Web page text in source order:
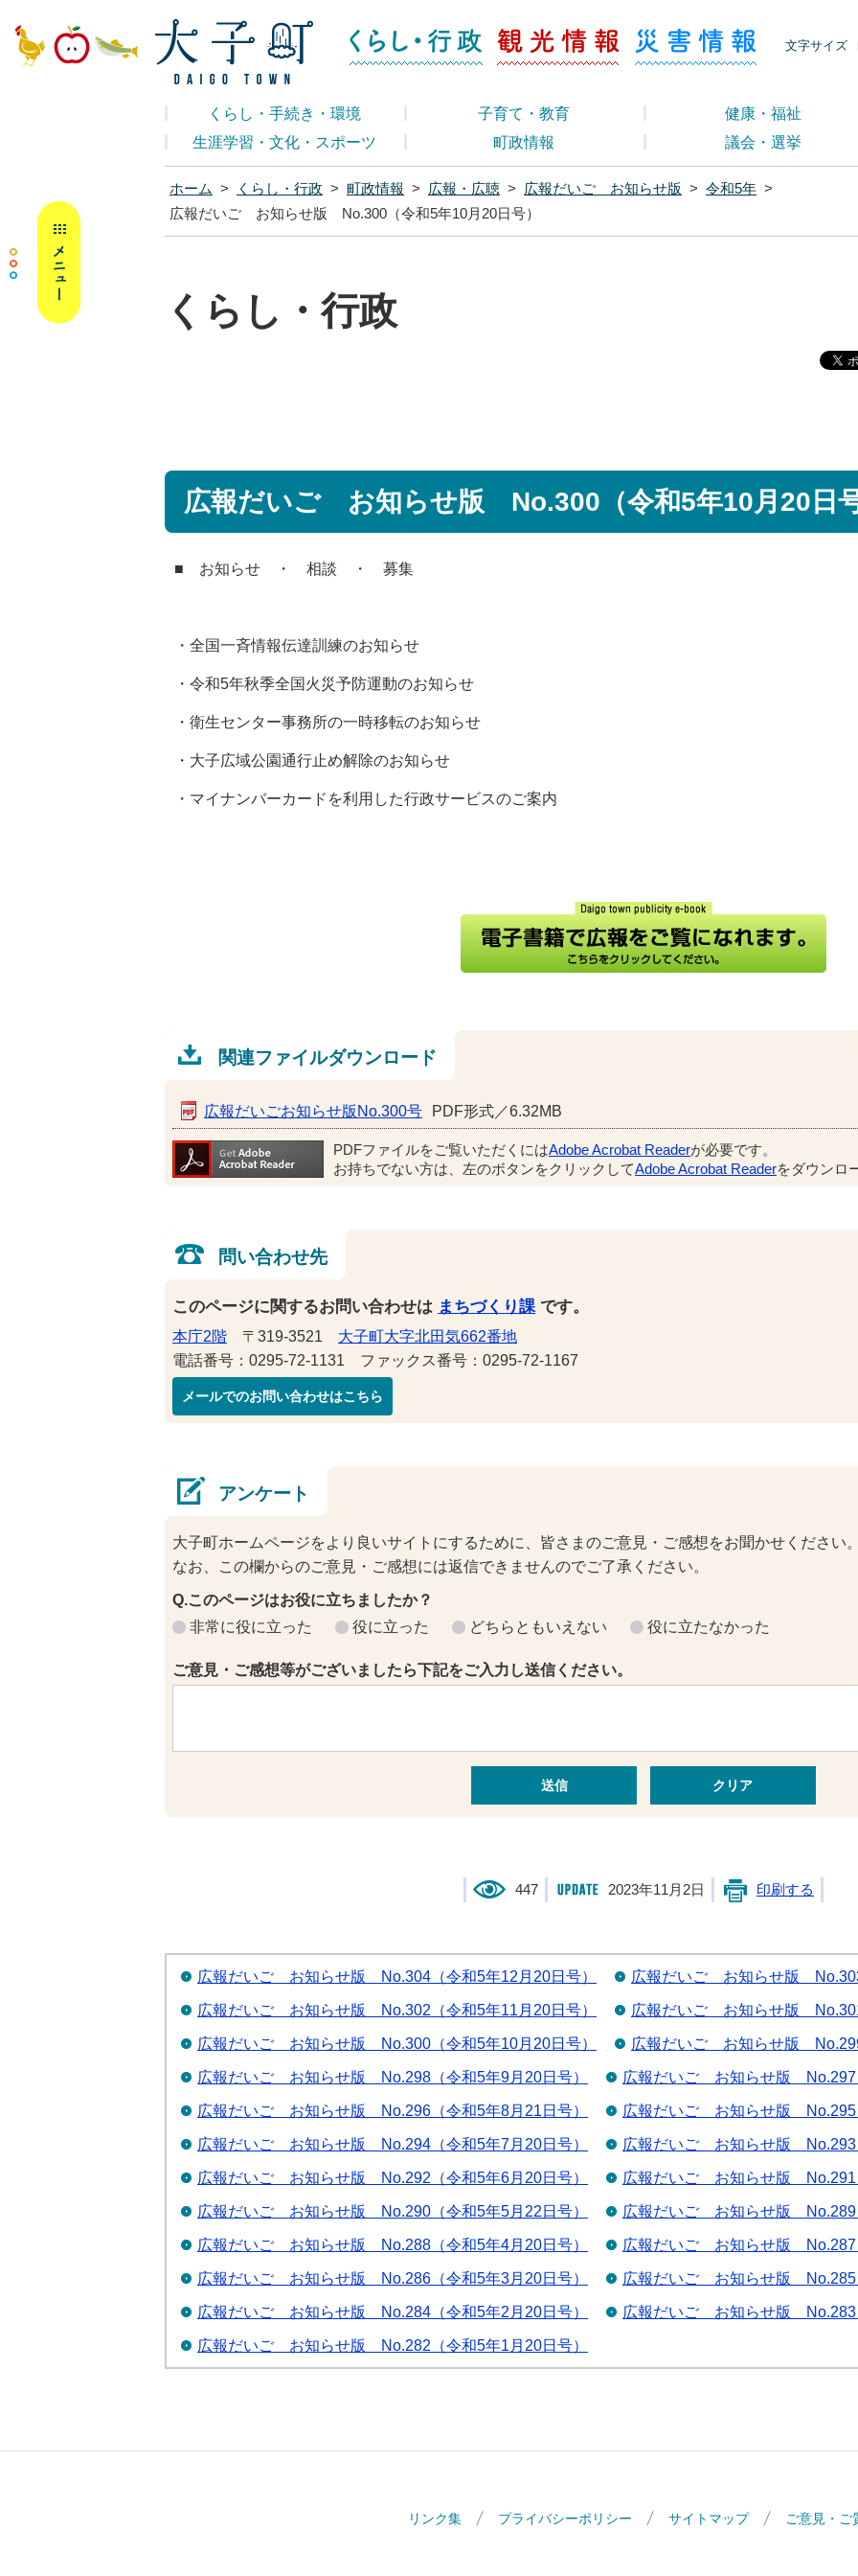
大子町ホームページ くらし・行政
文字サイズ
くらし・行政 観光情報 災害情報
くらし・手続き・環境 子育て・教育
健康・福祉
生涯学習・文化・スポーツ
町政情報 議会・選挙
ホーム > くらし・行政 > 町政情報 > 広報・広聴 > 広報だいご お知らせ版 > 令和5年 >
広報だいご お知らせ版 No.300（令和5年10月20日号）
くらし・行政
広報だいご お知らせ版 No.300（令和5年10月20日
■ お知らせ ・ 相談 ・ 募集
・全国一斉情報伝達訓練のお知らせ
・令和5年秋季全国火災予防運動のお知らせ
・衛生センター事務所の一時移転のお知らせ
・大子広域公園通行止め解除のお知らせ
・マイナンバーカードを利用した行政サービスのご案内
関連ファイルダウンロード
広報だいごお知らせ版No.300号 PDF形式／6.32MB
PDFファイルをご覧いただくにはAdobe Acrobat Readerが必要です。
お持ちでない方は、左のボタンをクリックしてAdobe Acrobat Readerをダウンロ
問い合わせ先
このページに関するお問い合わせは まちづくり課 です。
本庁2階 〒319-3521 大子町大字北田気662番地
電話番号：0295-72-1131 ファックス番号：0295-72-1167
メールでのお問い合わせはこちら
アンケート
大子町ホームページをより良いサイトにするために、皆さまのご意見・ご感想をお聞かせください
なお、この欄からのご意見・ご感想には返信できませんのでご了承ください。
Q.このページはお役に立ちましたか？
非常に役に立った
役に立った どちらともいえない 役に立たなかった
ご意見・ご感想等がございましたら下記をご入力し送信ください。
447 2023年11月2日 印刷する
広報だいご お知らせ版 No.304（令和5年12月20日号） 広報だいご お知らせ版
広報だいご お知らせ版 No.302（令和5年11月20日号） 広報だいご お知らせ版
広報だいご お知らせ版 No.300（令和5年10月20日号） 広報だいご お知らせ版
広報だいご お知らせ版 No.298（令和5年9月20日号） 広報だいご お知らせ版 No.297
広報だいご お知らせ版 No.296（令和5年8月21日号） 広報だいご お知らせ版 No.295
広報だいご お知らせ版 No.294（令和5年7月20日号） 広報だいご お知らせ版 No.293
広報だいご お知らせ版 No.292（令和5年6月20日号） 広報だいご お知らせ版 No.291
広報だいご お知らせ版 No.290（令和5年5月22日号） 広報だいご お知らせ版 No.289
広報だいご お知らせ版 No.288（令和5年4月20日号） 広報だいご お知らせ版 No.287
広報だいご お知らせ版 No.286（令和5年3月20日号） 広報だいご お知らせ版 No.285
広報だいご お知らせ版 No.284（令和5年2月20日号） 広報だいご お知らせ版 No.283
広報だいご お知らせ版 No.282（令和5年1月20日号）
リンク集 プライバシーポリシー サイトマップ ご意見・ご